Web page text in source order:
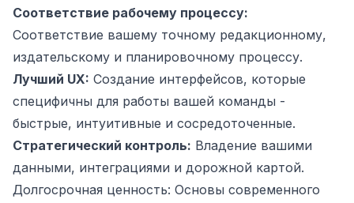
Соответствие рабочему процессу:
Соответствие вашему точному редакционному,
издательскому и планировочному процессу.
Лучший UX: Создание интерфейсов, которые
специфичны для работы вашей команды -
быстрые, интуитивные и сосредоточенные.
Стратегический контроль: Владение вашими
данными, интеграциями и дорожной картой.
Долгосрочная ценность: Основы современного